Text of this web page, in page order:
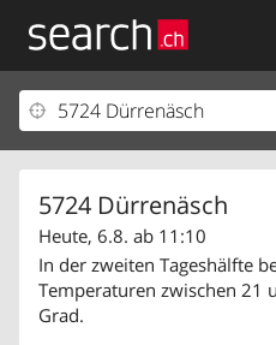
5724 Dürrenäsch
Heute, 6.8. ab 11:10
In der zweiten Tageshälfte
Temperaturen zwischen 21
Grad.
Ihr Eintrag
Kundencenter